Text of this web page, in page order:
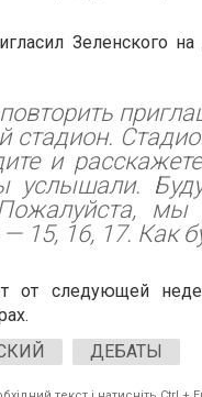
Зеленского
стадион.
и
услышали.
мы
15, 16, 17. Как
следующей
ДЕБАТЫ